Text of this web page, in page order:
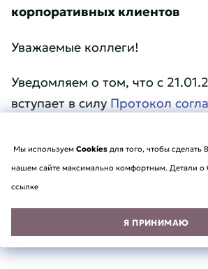
корпоративных клиентов
Уважаемые коллеги!
Уведомляем о том, что с
вступает в силу Протокол
Мы используемCookiesдля того, чтобы
нашем сайте максимально комфортным. Детали о
ссылке
Я ПРИНИМАЮ